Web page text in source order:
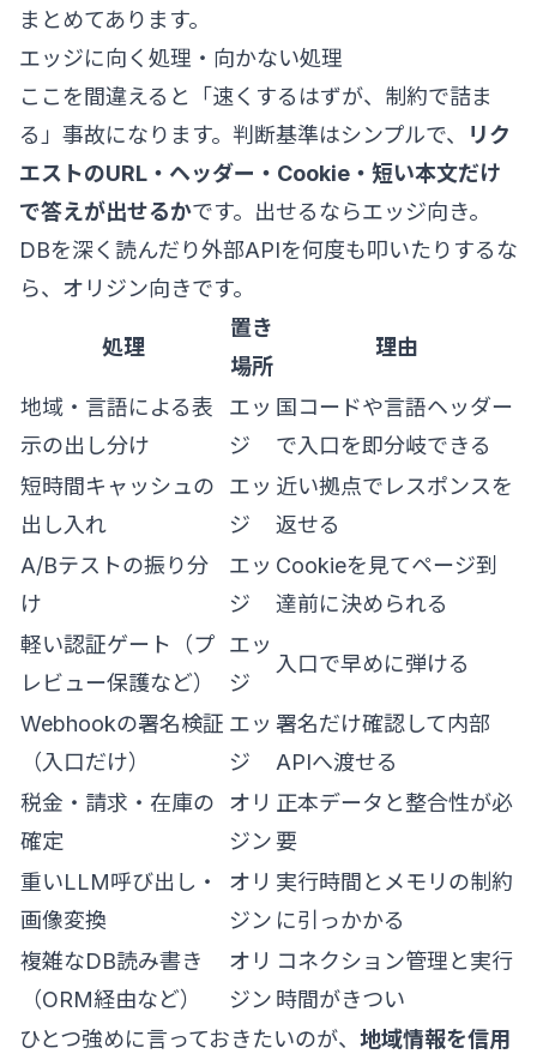
まとめてあります。
エッジに向く処理・向かない処理
ここを間違えると「速くするはずが、制約で詰ま
る」事故になります。判断基準はシンプルで、
リク
エストのURL・ヘッダー・Cookie・短い本文だけ
で答えが出せるかです。出せるならエッジ向き。
DBを深く読んだり外部APIを何度も叩いたりするな
ら、オリジン向きです。
処理
置き
場所
理由
地域・言語による表
示の出し分け
エッ
ジ
国コードや言語ヘッダー
で入口を即分岐できる
短時間キャッシュの
出し入れ
エッ
ジ
近い拠点でレスポンスを
返せる
A/Bテストの振り分
け
エッ
ジ
Cookieを見てページ到
達前に決められる
軽い認証ゲート（プ
レビュー保護など）
エッ
ジ
入口で早めに弾ける
Webhookの署名検証
（入口だけ）
エッ
ジ
署名だけ確認して内部
APIへ渡せる
税金・請求・在庫の
確定
オリ
ジン
正本データと整合性が必
要
重いLLM呼び出し・
画像変換
オリ
ジン
実行時間とメモリの制約
に引っかかる
複雑なDB読み書き
（ORM経由など）
オリ
ジン
コネクション管理と実行
時間がきつい
ひとつ強めに言っておきたいのが、 地域情報を信用